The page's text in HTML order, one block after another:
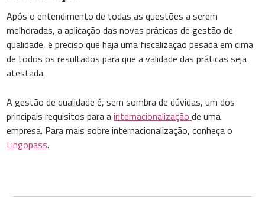
Após o entendimento de todas as questões a serem
melhoradas, a aplicação das novas práticas de gestão de
qualidade, é preciso que haja uma fiscalização pesada em cima
de todos os resultados para que a validade das práticas seja
atestada.
A gestão de qualidade é, sem sombra de dúvidas, um dos
principais requisitos para ainternacionalizaçãode uma
empresa. Para mais sobre internacionalização, conheça o
Lingopass.